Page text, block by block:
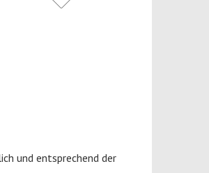
und entsprechend der